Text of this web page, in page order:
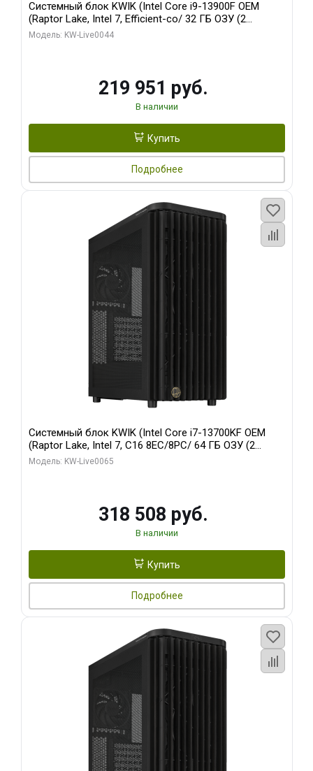
Системный блок KWIK (Intel Core i9-13900F OEM
(Raptor Lake, Intel 7, Efficient-co/ 32 ГБ ОЗУ (2
модуля)/ Gigabyte RTX5070Ti AERO OC 16GB GDDR7
Модель: KW-Live0044
219 951 руб.
В наличии
Купить
Подробнее
Системный блок KWIK (Intel Core i7-13700KF OEM
(Raptor Lake, Intel 7, C16 8EC/8PC/ 64 ГБ ОЗУ (2
модуля)/ ASUS RTX5080 PROART OC 16GB GDDR7
Модель: KW-Live0065
318 508 руб.
В наличии
Купить
Подробнее